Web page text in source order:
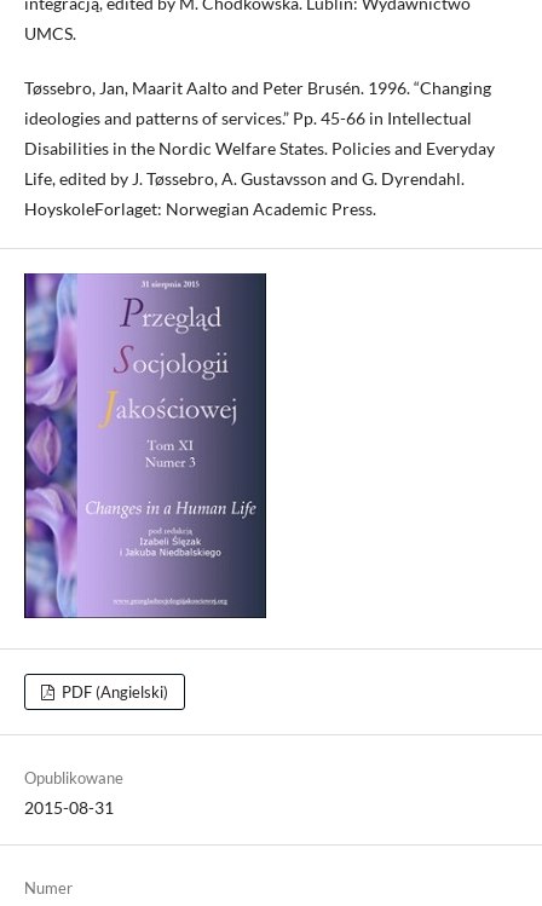
UMCS.
Tøssebro, Jan, Maarit Aalto and Peter Brusén. 1996. “Changing
ideologies and patterns of services.” Pp. 45-66 in Intellectual
Disabilities in the Nordic Welfare States. Policies and Everyday
Life, edited by J. Tøssebro, A. Gustavsson and G. Dyrendahl.
HoyskoleForlaget: Norwegian Academic Press.
PDF (Angielski)
Opublikowane
2015-08-31
Numer